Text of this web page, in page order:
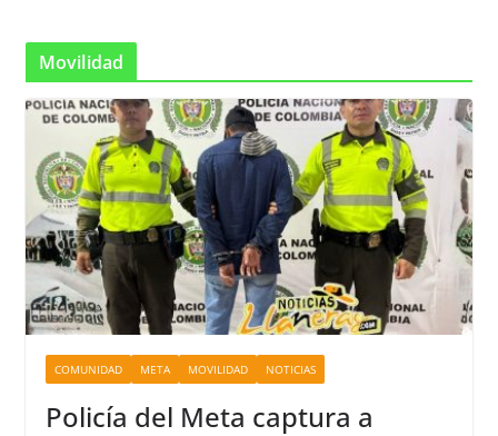
Movilidad
COMUNIDAD META MOVILIDAD NOTICIAS
Policía del Meta captura a